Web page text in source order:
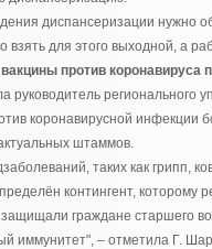
диспансеризации нужно
взять для этого выходной, а
против коронавируса
руководитель
коронавирусной инфекции
штаммов.
таких как грипп,
контингент,
граждане старшего
иммунитет", – отметила Г.